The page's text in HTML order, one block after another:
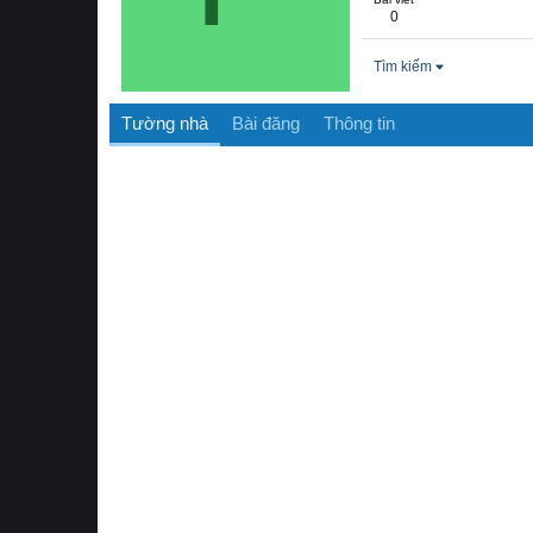
0
Tìm kiếm
Tường nhà Bài đăng Thông tin